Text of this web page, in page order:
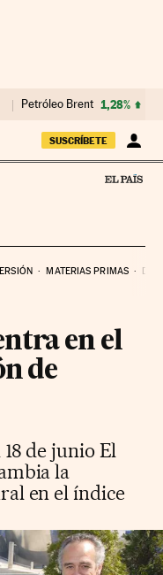
Petróleo Brent 1,28%
SUSCRÍBETE
MATERIAS PRIMAS
en el
de
de junio El
la
en el índice